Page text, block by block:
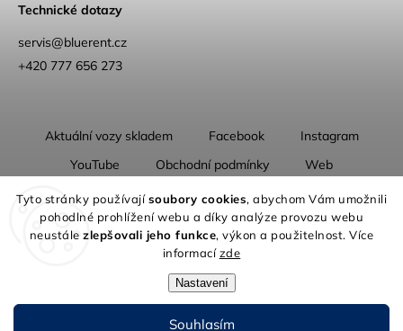
Tyto stránky používajísoubory cookies, abychom Vám umožnili
pohodlné prohlížení webu a díky analýze provozu webu
neustálezlepšovali jeho funkce, výkon a použitelnost. Více
informacízde
Nastavení
Souhlasím
Technické dotazy
servis@bluerent.cz
+420 777 656 273
Aktuální vozy skladem Facebook
Instagram
YouTube
Obchodní podmínky
Web
O nás
Copyright 2026Blue Rent | Na cestách jako doma. Všechna práva